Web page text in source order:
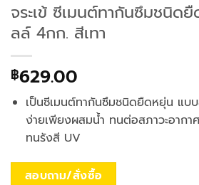
จระเข้ ซีเมนต์ทากันซึมชนิด
ลล์ 4กก. สีเทา
฿629.00
เป็นซีเมนต์ทากันซึมชนิดยืดหยุ่น แบ
ง่ายเพียงผสมน้ำ ทนต่อสภาวะอากา
ทนรังสี UV
สอบถาม/สั่งซื้อ